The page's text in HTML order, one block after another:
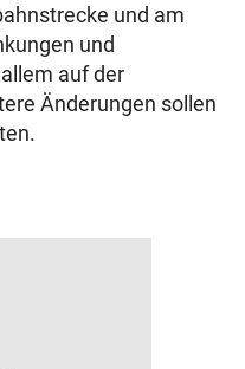
und am
und
auf der
Änderungen sollen